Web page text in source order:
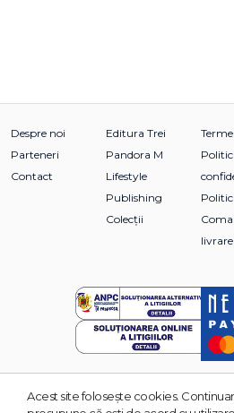
Despre noi
Parteneri
Contact
Editura Trei
Pandora M
Lifestyle
Publishing
Colecții
© 2026 Grupul Editorial TREI.
Acest site foloseşte cookies.